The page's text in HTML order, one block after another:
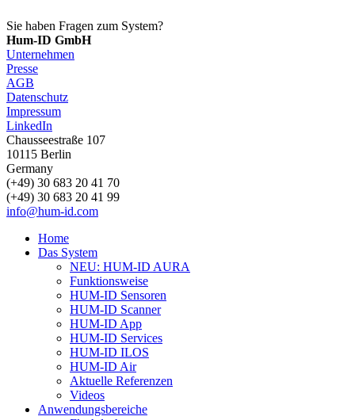
Sie haben Fragen zum System?
Hum-ID GmbH
Unternehmen
Presse
AGB
Datenschutz
Impressum
LinkedIn
Chausseestraße 107
10115 Berlin
Germany
(+49) 30 683 20 41 70
(+49) 30 683 20 41 99
info@hum-id.com
Close
Menu
Home
Das System
NEU: HUM-ID AURA
Funktionsweise
HUM-ID Sensoren
HUM-ID Scanner
HUM-ID App
HUM-ID Services
HUM-ID ILOS
HUM-ID Air
Aktuelle Referenzen
Videos
Anwendungsbereiche